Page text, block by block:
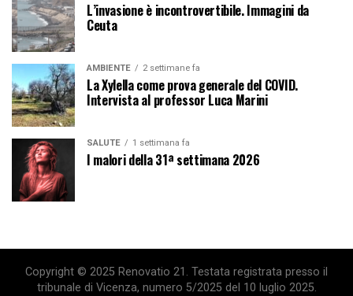
L’invasione è incontrovertibile. Immagini da
Ceuta
AMBIENTE 2 settimane fa
La Xylella come prova generale del COVID.
Intervista al professor Luca Marini
SALUTE 1 settimana fa
I malori della 31ª settimana 2026
Copyright © 2025 Renovatio 21. Testata registrata presso il
tribunale di Vicenza, numero 5/2025 del 10 luglio 2025.